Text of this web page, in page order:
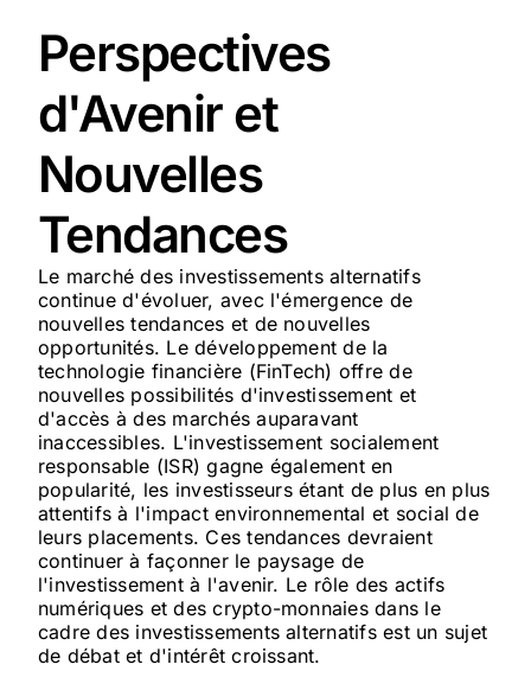
Perspectives
d'Avenir et
Nouvelles
Tendances
Le marché des investissements alternatifs
continue d'évoluer, avec l'émergence de
nouvelles tendances et de nouvelles
opportunités. Le développement de la
technologie financière (FinTech) offre de
nouvelles possibilités d'investissement et
d'accès à des marchés auparavant
inaccessibles. L'investissement socialement
responsable (ISR) gagne également en
popularité, les investisseurs étant de plus en plus
attentifs à l'impact environnemental et social de
leurs placements. Ces tendances devraient
continuer à façonner le paysage de
l'investissement à l'avenir. Le rôle des actifs
numériques et des crypto-monnaies dans le
cadre des investissements alternatifs est un sujet
de débat et d'intérêt croissant.